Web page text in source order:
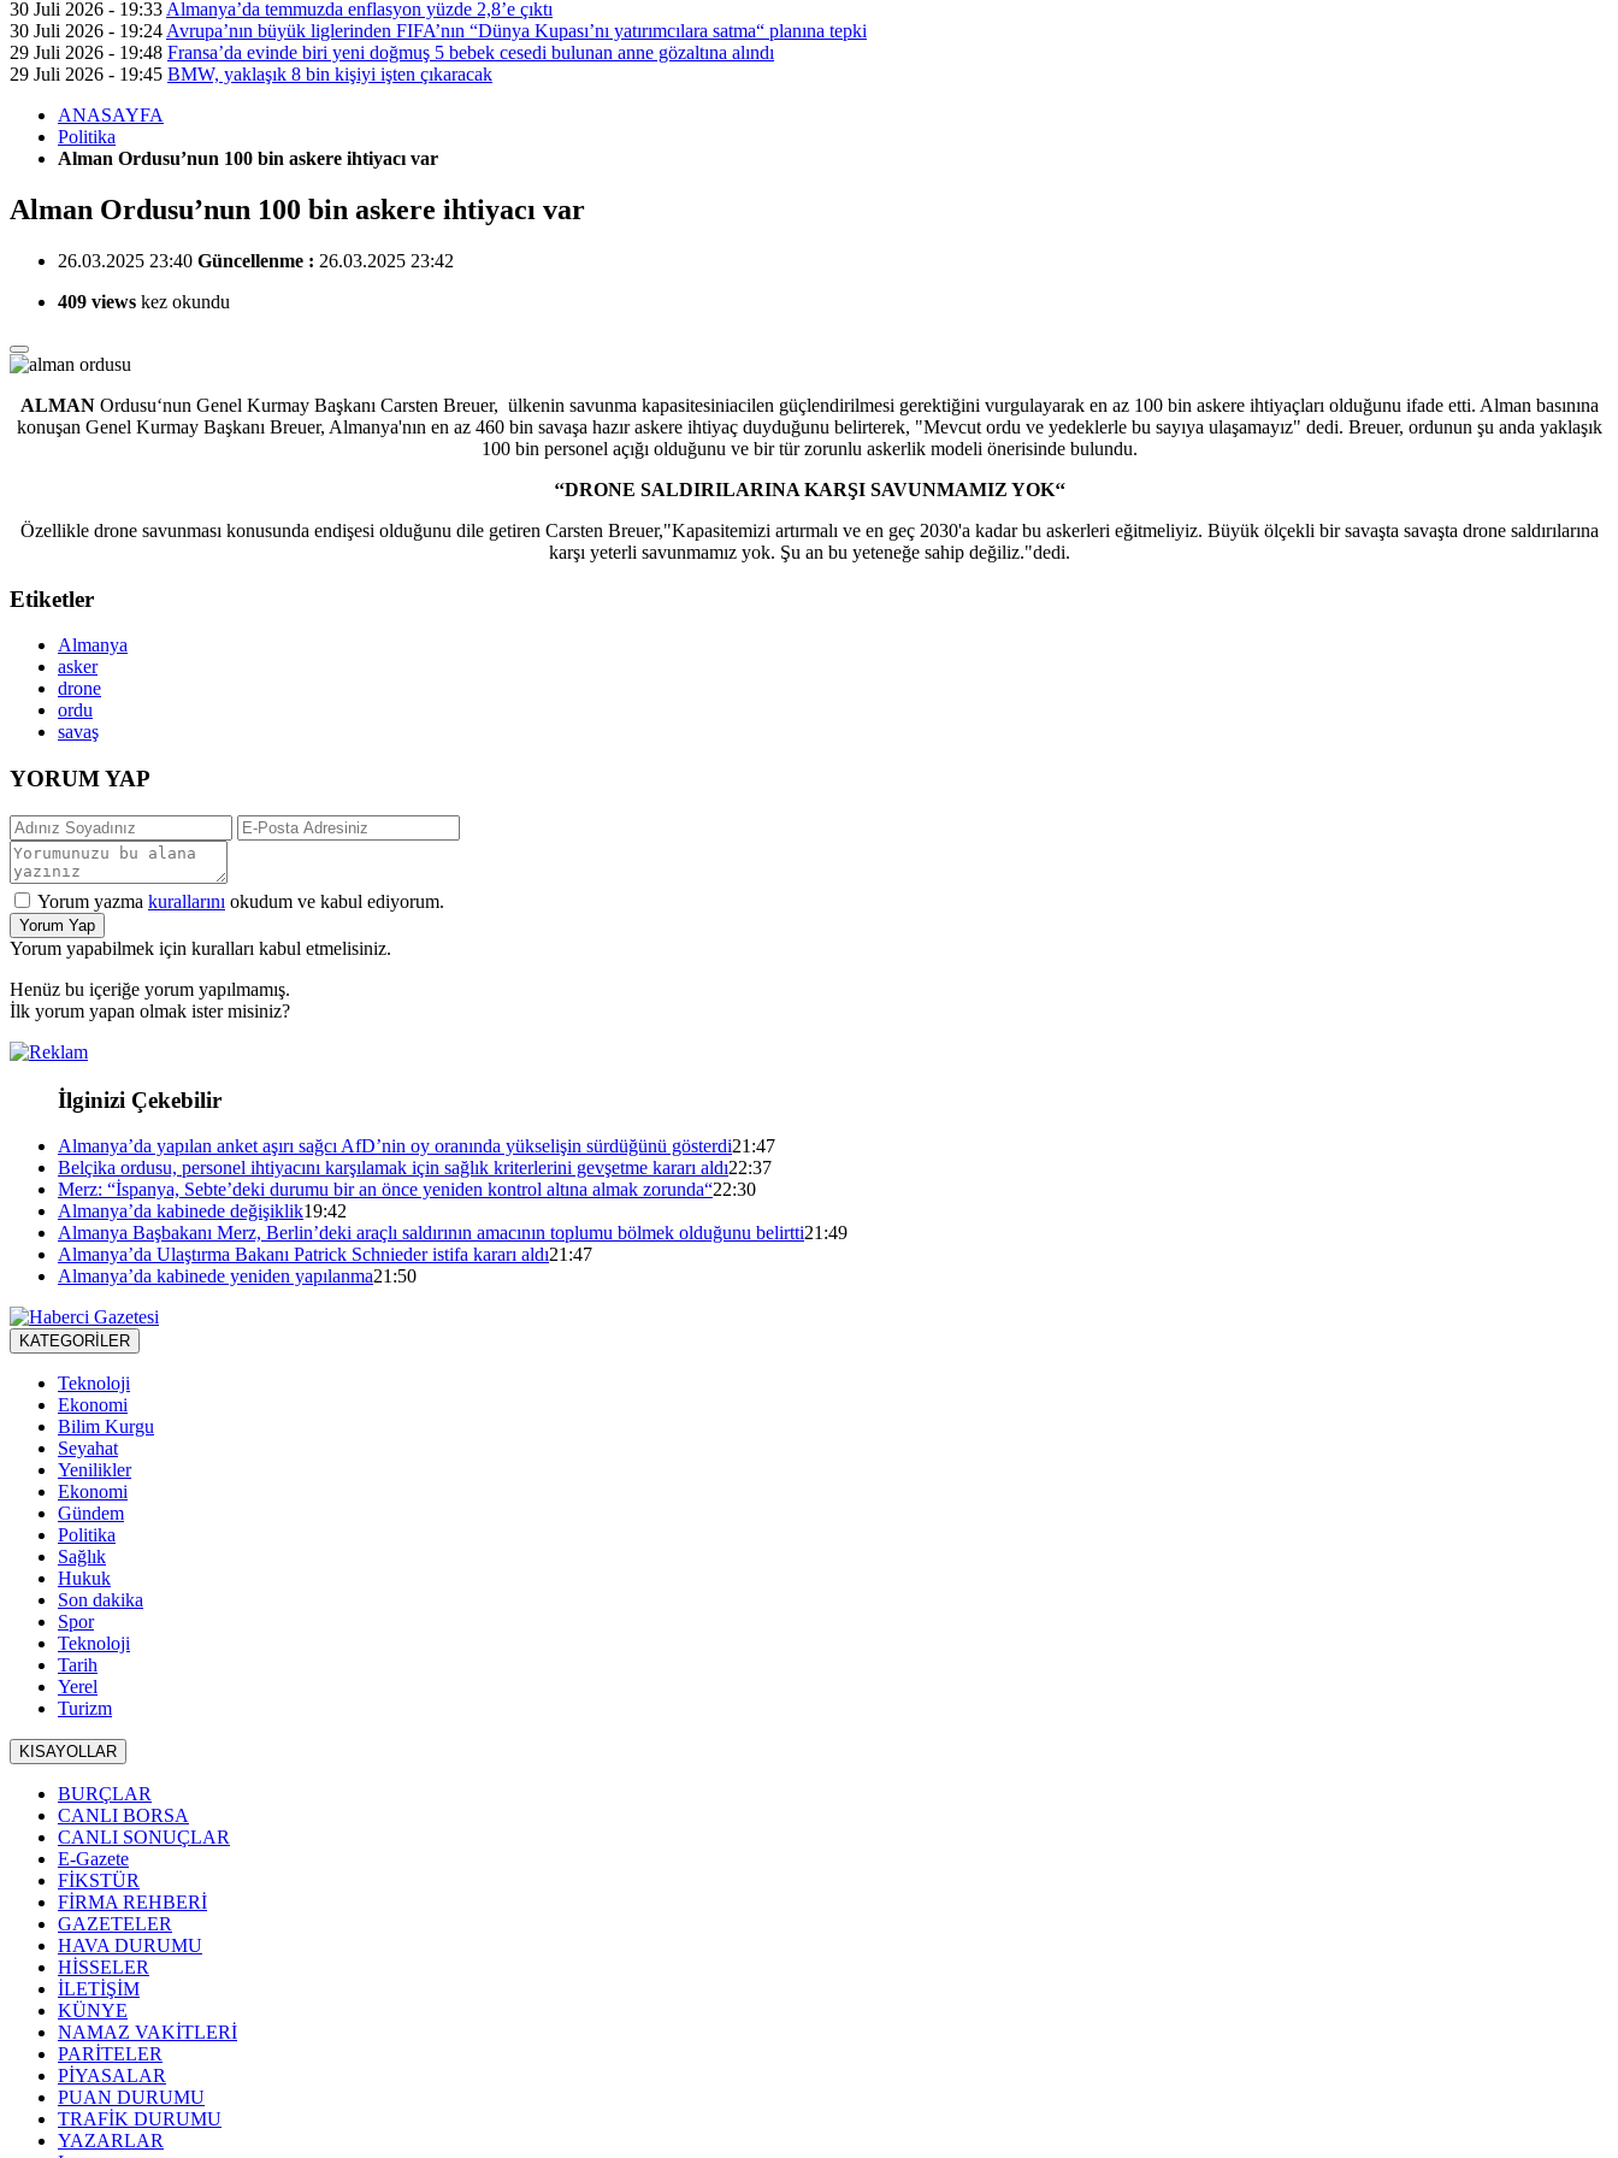
30 Juli 2026 - 19:33 Almanya’da temmuzda enflasyon yüzde 2,8’e çıktı
30 Juli 2026 - 19:24 Avrupa’nın büyük liglerinden FIFA’nın “Dünya Kupası’nı yatırımcılara satma“ planına tepki
29 Juli 2026 - 19:48 Fransa’da evinde biri yeni doğmuş 5 bebek cesedi bulunan anne gözaltına alındı
29 Juli 2026 - 19:45 BMW, yaklaşık 8 bin kişiyi işten çıkaracak
ANASAYFA
Politika
Alman Ordusu’nun 100 bin askere ihtiyacı var
Alman Ordusu’nun 100 bin askere ihtiyacı var
26.03.2025 23:40 Güncellenme : 26.03.2025 23:42
409 views kez okundu
ALMANOrdusu‘nun Genel Kurmay Başkanı Carsten Breuer, ülkenin savunma kapasitesiniacilen güçlendirilmesi gerektiğini vurgulayarak en az 100 bin askere ihtiyaçları olduğunu ifade etti. Alman basınına
konuşan Genel Kurmay Başkanı Breuer, Almanya'nın en az 460 bin savaşa hazır askere ihtiyaç duyduğunu belirterek, "Mevcut ordu ve yedeklerle bu sayıya ulaşamayız" dedi. Breuer, ordunun şu anda yaklaşık
100 bin personel açığı olduğunu ve bir tür zorunlu askerlik modeli önerisinde bulundu.
‘‘DRONE SALDIRILARINA KARŞI SAVUNMAMIZ YOK‘‘
Özellikle drone savunması konusunda endişesi olduğunu dile getiren Carsten Breuer,"Kapasitemizi artırmalı ve en geç 2030'a kadar bu askerleri eğitmeliyiz. Büyük ölçekli bir savaşta savaşta drone saldırılarına
karşı yeterli savunmamız yok. Şu an bu yeteneğe sahip değiliz."dedi.
Etiketler
Almanya
asker
drone
ordu
savaş
YORUM YAP
Yorum yazma kurallarını okudum ve kabul ediyorum.
Yorum Yap
Yorum yapabilmek için kuralları kabul etmelisiniz.
Henüz bu içeriğe yorum yapılmamış.
İlk yorum yapan olmak ister misiniz?
İlginizi Çekebilir
Almanya’da yapılan anket aşırı sağcı AfD’nin oy oranında yükselişin sürdüğünü gösterdi21:47
Belçika ordusu, personel ihtiyacını karşılamak için sağlık kriterlerini gevşetme kararı aldı22:37
Merz: “İspanya, Sebte’deki durumu bir an önce yeniden kontrol altına almak zorunda“22:30
Almanya’da kabinede değişiklik19:42
Almanya Başbakanı Merz, Berlin’deki araçlı saldırının amacının toplumu bölmek olduğunu belirtti21:49
Almanya’da Ulaştırma Bakanı Patrick Schnieder istifa kararı aldı21:47
Almanya’da kabinede yeniden yapılanma21:50
KATEGORİLER
Teknoloji
Ekonomi
Bilim Kurgu
Seyahat
Yenilikler
Ekonomi
Gündem
Politika
Sağlık
Hukuk
Son dakika
Spor
Teknoloji
Tarih
Yerel
Turizm
KISAYOLLAR
BURÇLAR
CANLI BORSA
CANLI SONUÇLAR
E-Gazete
FİKSTÜR
FİRMA REHBERİ
GAZETELER
HAVA DURUMU
HİSSELER
İLETİŞİM
KÜNYE
NAMAZ VAKİTLERİ
PARİTELER
PİYASALAR
PUAN DURUMU
TRAFİK DURUMU
YAZARLAR